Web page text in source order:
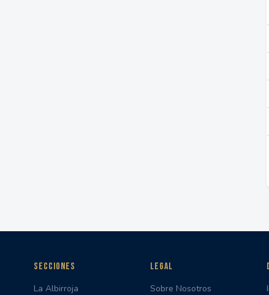
SECCIONES
La Albirroja
LEGAL
Sobre Nosotros